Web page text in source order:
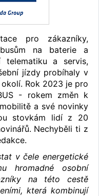
pro zákazníky,
na baterie a
telematiku a servis,
jízdy probíhaly v
Rok 2023 je pro
- rokem změn k
a své novinky
stovkám lidí z 20
Nechyběli ti z
v čele energetické
hromadné osobní
na této cestě
která kombinují